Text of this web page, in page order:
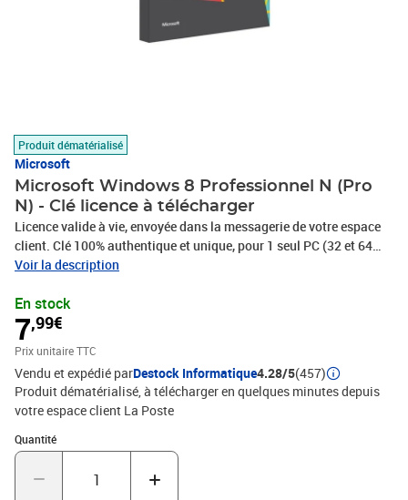
Produit dématérialisé
Microsoft
Microsoft Windows 8 Professionnel N (Pro
N) - Clé licence à télécharger
Licence valide à vie, envoyée dans la messagerie de votre espace
client. Clé 100% authentique et unique, pour 1 seul PC (32 et 64
bits). Logiciel à télécharger (support d'installation non fourni).
fiable ! Facture avec TVA.
Voir la description
En stock
7,99€
Prix unitaire TTC
Vendu et expédié parDestock Informatique4.28/5(457)
Produit dématérialisé, à télécharger en quelques minutes depuis
votre espace client La Poste
Quantité
Quantité : 1